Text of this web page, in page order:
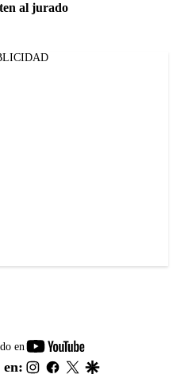
al jurado
en
youtube-
footer
en: instagram
facebook
twitter